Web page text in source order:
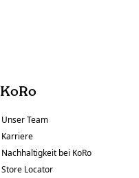
KoRo
Unser Team
Karriere
Nachhaltigkeit bei KoRo
Store Locator